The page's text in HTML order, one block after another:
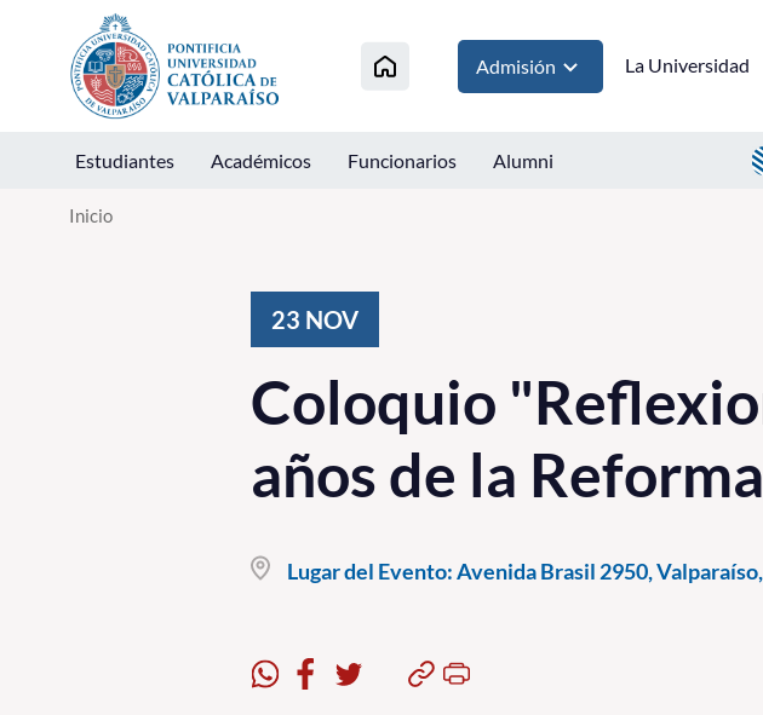
Click acá para ir directamente al contenido
Admisión La Universidad
Estudiantes Académicos Funcionarios Alumni
Inicio
23 NOV
Coloquio
años de la
Lugar del Evento:Avenida Brasil 2950,